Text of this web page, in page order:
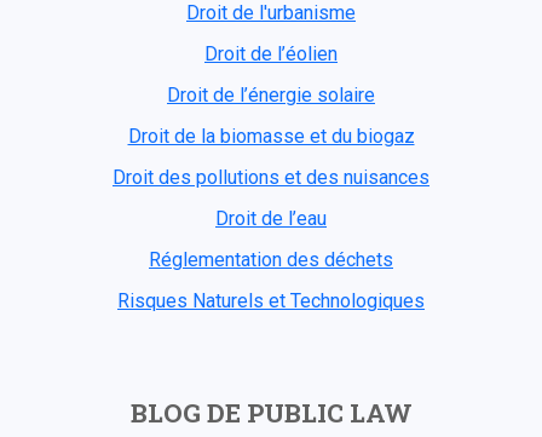
Droit de l'urbanisme
Droit de l’éolien
Droit de l’énergie solaire
Droit de la biomasse et du biogaz
Droit des pollutions et des nuisances
Droit de l’eau
Réglementation des déchets
Risques Naturels et Technologiques
BLOG DE PUBLIC LAW